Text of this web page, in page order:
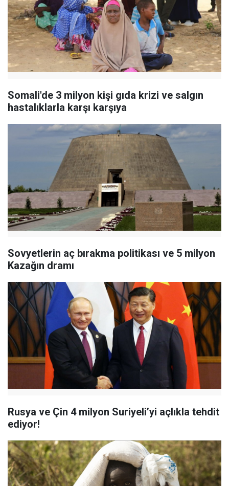
Somali'de 3 milyon kişi gıda krizi ve salgın
hastalıklarla karşı karşıya
Sovyetlerin aç bırakma politikası ve 5 milyon
Kazağın dramı
Rusya ve Çin 4 milyon Suriyeli’yi açlıkla tehdit
ediyor!